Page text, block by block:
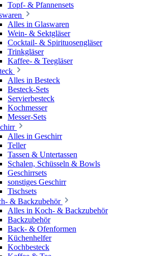
Topf- & Pfannensets
Alles in Glaswaren
Wein- & Sektgläser
Cocktail- & Spirituosengläser
Trinkgläser
Kaffee- & Teegläser
Alles in Besteck
Besteck-Sets
Servierbesteck
Kochmesser
Messer-Sets
Alles in Geschirr
Teller
Tassen & Untertassen
Schalen, Schüsseln & Bowls
Geschirrsets
sonstiges Geschirr
Tischsets
& Backzubehör
Alles in Koch- & Backzubehör
Backzubehör
Back- & Ofenformen
Küchenhelfer
Kochbesteck